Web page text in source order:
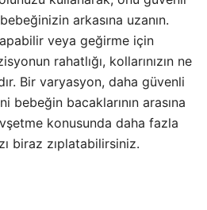
arkasına uzanın.
veya geğirme için
rahatlığı, kollarınızın ne
Bir varyasyon, daha güvenli
bebeğin bacaklarının arasına
konusunda daha fazla
biraz zıplatabilirsiniz.